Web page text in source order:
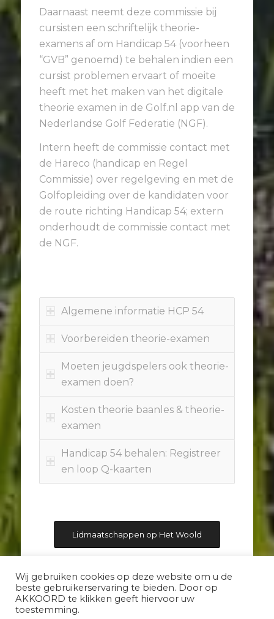
Daarnaast neemt d eze commissie bij
cursisten een schriftelijk theorie-
examens af om Handicap 54 (voorheen
“GVB” genoemd) te behalen indien een
cursist problemen ervaart of moeite
heeft met het maken van het digitale
theorie examen in de Golf.nl app van de
Nederlandse Golf Federatie (NGF).
Intern heeft de commissie contact met
de Hareco (handicap en Regel
Commissie) over regelgeving en met de
Golfopleiding over de kandidaten voor
de route richting Handicap 54; extern
onderhoudt de commissie contact met
de NGF.
Algemene informatie HCP 54
Voorbereiden theorie-examen
Moeten jeugdspelers ook theorie-
examen doen?
Kosten theorie baanles & theorie-
examen
Handicap 54 behalen: Registreer
en loop Q-kaarten
Lidmaatschappen op Het Woold
Wij gebruiken cookies op deze website om u de
beste gebruikerservaring te bieden. Door op
AKKOORD te klikken geeft hiervoor uw
toestemming.